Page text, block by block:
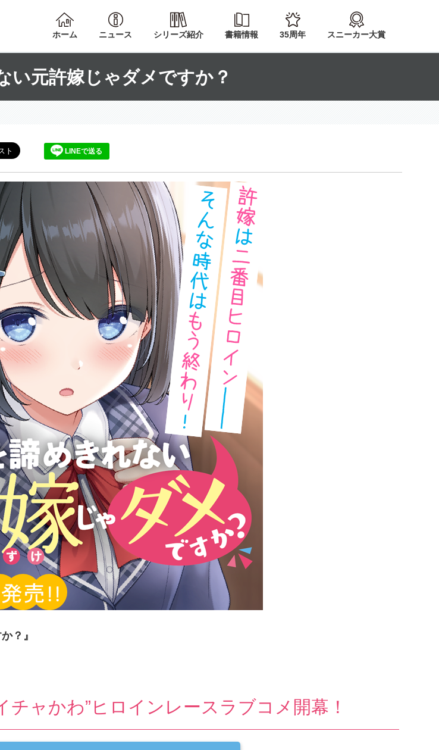
ホーム ニュース シリーズ紹介 書籍情報 35周年 スニーカー大賞
い元許嫁じゃダメですか？
LINEで送る
？』
ャかわ”ヒロインレースラブコメ開幕！